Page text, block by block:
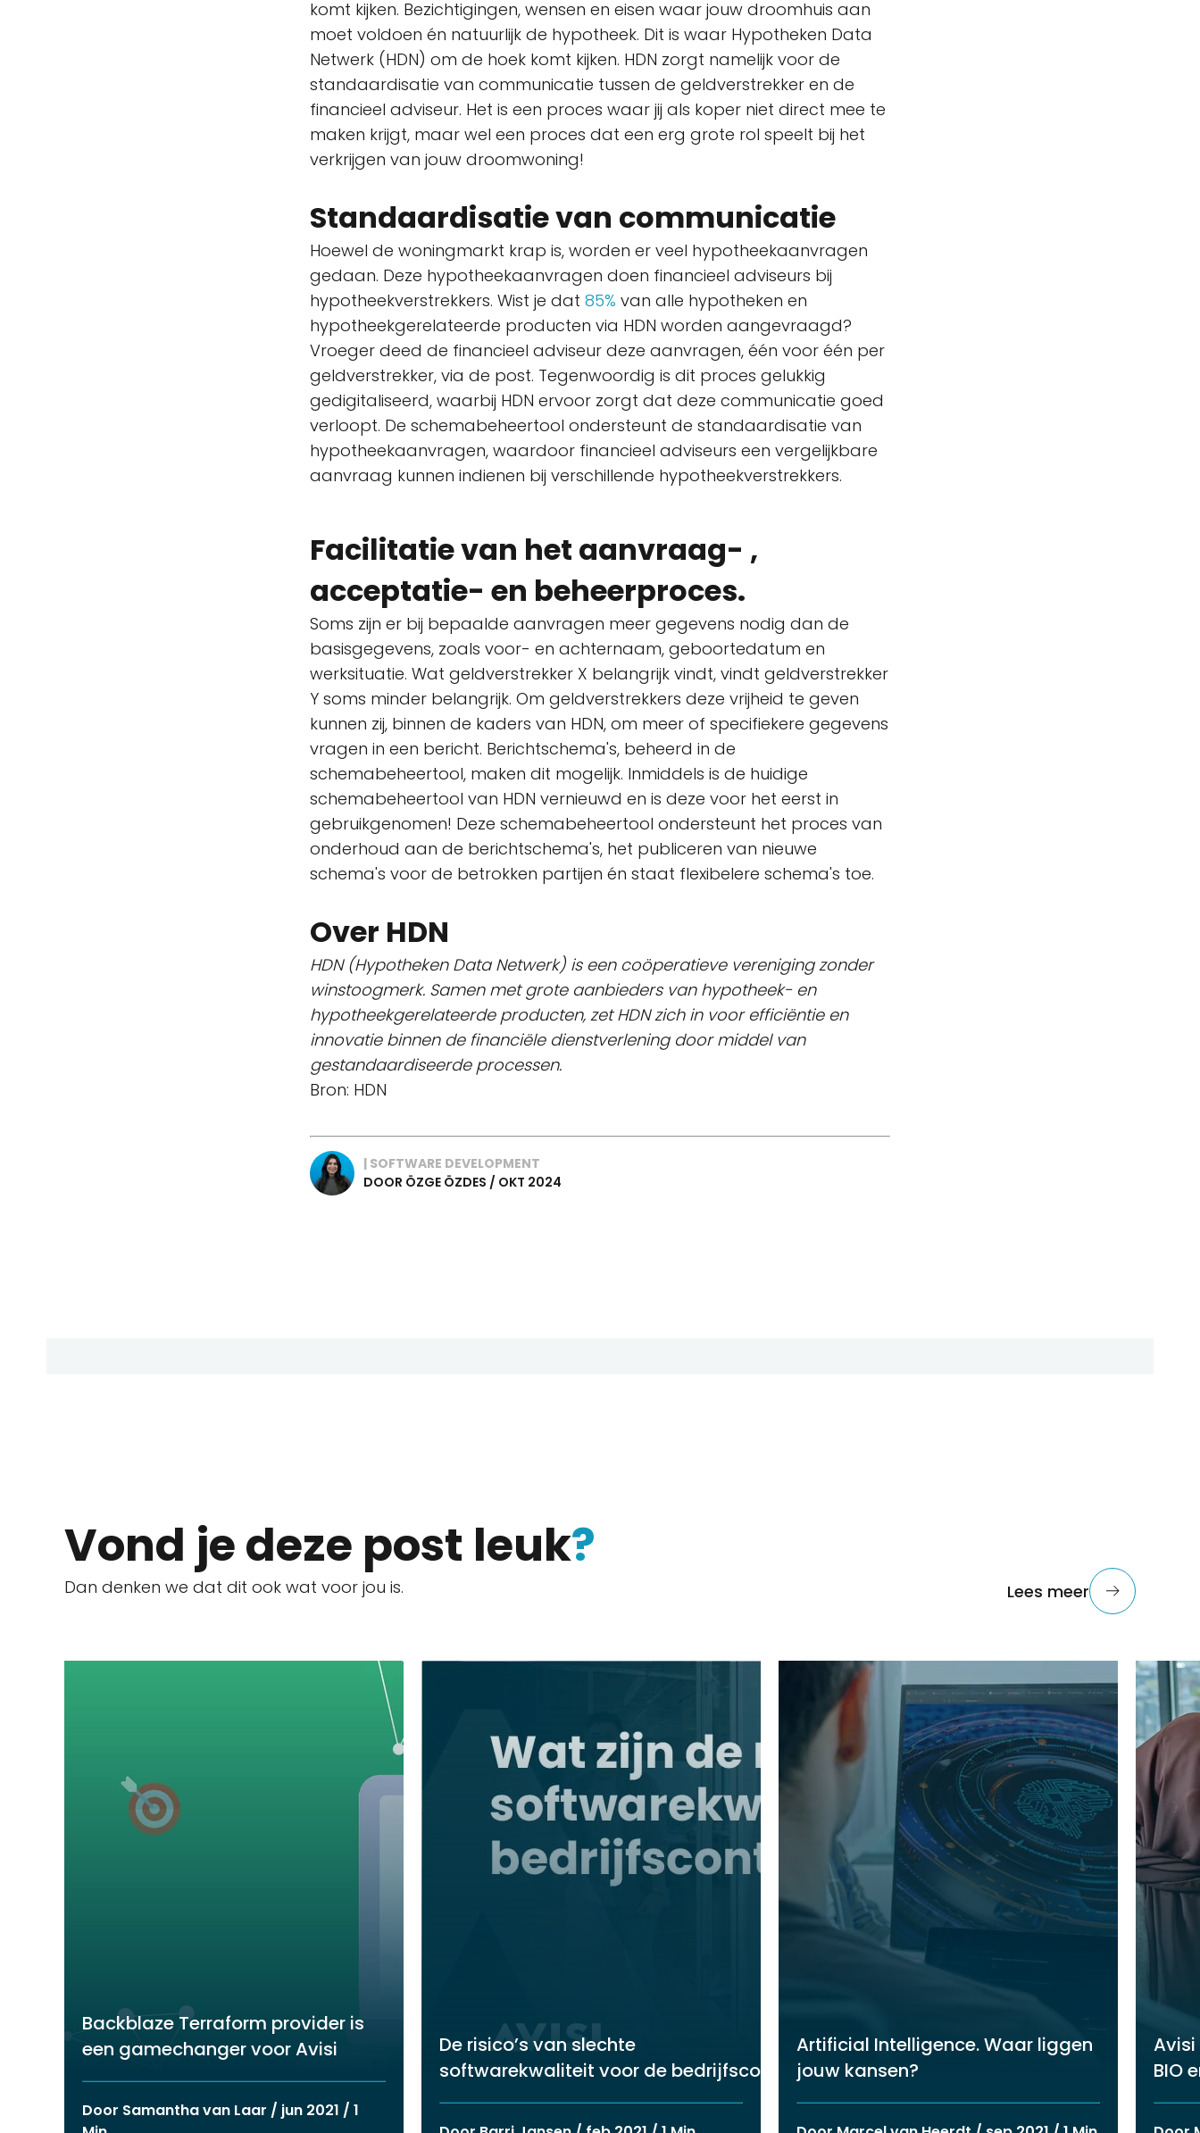
komt kijken. Bezichtigingen, wensen en eisen waar jouw droomhuis aan
moet voldoen én natuurlijk de hypotheek. Dit is waar Hypotheken Data
Netwerk (HDN) om de hoek komt kijken. HDN zorgt namelijk voor de
standaardisatie van communicatie tussen de geldverstrekker en de
financieel adviseur. Het is een proces waar jij als koper niet direct mee te
maken krijgt, maar wel een proces dat een erg grote rol speelt bij het
verkrijgen van jouw droomwoning!
Standaardisatie van communicatie
Hoewel de woningmarkt krap is, worden er veel hypotheekaanvragen
gedaan. Deze hypotheekaanvragen doen financieel adviseurs bij
hypotheekverstrekkers. Wist je dat 85% van alle hypotheken en
hypotheekgerelateerde producten via HDN worden aangevraagd?
Vroeger deed de financieel adviseur deze aanvragen, één voor één per
geldverstrekker, via de post. Tegenwoordig is dit proces gelukkig
gedigitaliseerd, waarbij HDN ervoor zorgt dat deze communicatie goed
verloopt. De schemabeheertool ondersteunt de standaardisatie van
hypotheekaanvragen, waardoor financieel adviseurs een vergelijkbare
aanvraag kunnen indienen bij verschillende hypotheekverstrekkers.
Facilitatie van het aanvraag- ,
acceptatie- en beheerproces.
Soms zijn er bij bepaalde aanvragen meer gegevens nodig dan de
basisgegevens, zoals voor- en achternaam, geboortedatum en
werksituatie. Wat geldverstrekker X belangrijk vindt, vindt geldverstrekker
Y soms minder belangrijk. Om geldverstrekkers deze vrijheid te geven
kunnen zij, binnen de kaders van HDN, om meer of specifiekere gegevens
vragen in een bericht. Berichtschema's, beheerd in de
schemabeheertool, maken dit mogelijk. Inmiddels is de huidige
schemabeheertool van HDN vernieuwd en is deze voor het eerst in
gebruikgenomen! Deze schemabeheertool ondersteunt het proces van
onderhoud aan de berichtschema's, het publiceren van nieuwe
schema's voor de betrokken partijen én staat flexibelere schema's toe.
Over HDN
HDN (Hypotheken Data Netwerk) is een coöperatieve vereniging zonder
winstoogmerk. Samen met grote aanbieders van hypotheek- en
hypotheekgerelateerde producten, zet HDN zich in voor efficiëntie en
innovatie binnen de financiële dienstverlening door middel van
gestandaardiseerde processen.
Bron: HDN
| SOFTWARE DEVELOPMENT
DOOR ÖZGE ÖZDES / OKT 2024
Vond je deze post leuk?
Dan denken we dat dit ook wat voor jou is. Lees meer
Backblaze Terraform provider is
een gamechanger voor Avisi
Door Samantha van Laar / jun 2021 / 1
De risico’s van slechte
softwarekwaliteit voor de bedrijfscontinuïteit
Artificial Intelligence. Waar liggen
jouw kansen?
BIO